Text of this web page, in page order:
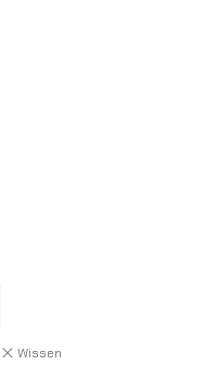
Wissen